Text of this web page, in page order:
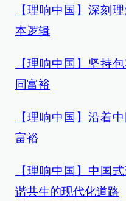
【理响中国】深刻
本逻辑
【理响中国】坚持
同富裕
【理响中国】沿着
富裕
【理响中国】中国
谐共生的现代化道路